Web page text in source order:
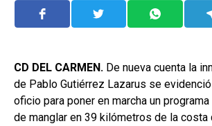
CD DEL CARMEN. De nueva cuenta la
de Pablo Gutiérrez Lazarus se
oficio para poner en marcha un
de manglar en 39 kilómetros de la costa